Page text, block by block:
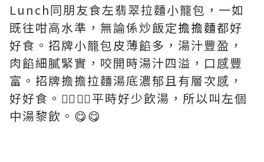
Lunch同朋友食左翡翠拉麵小籠包， 一如
既往咁高水準，無論係炒飯定擔擔麵都好
好食。招牌小籠包皮薄餡多，湯汁豐盈，
肉餡細膩緊實，咬開時湯汁四溢，口感豐
富。招牌擔擔拉麵湯底濃郁且有層次感，
好好食。👍🏻👍🏻平時好少飲湯，所以叫左個
中湯黎飲。😋😋